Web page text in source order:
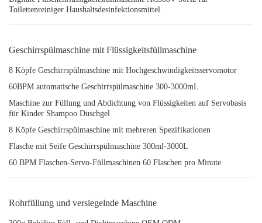
Toilettenreiniger Haushaltsdesinfektionsmittel
Geschirrspülmaschine mit Flüssigkeitsfüllmaschine
8 Köpfe Geschirrspülmaschine mit Hochgeschwindigkeitsservomotor
60BPM automatische Geschirrspülmaschine 300-3000mL
Maschine zur Füllung und Abdichtung von Flüssigkeiten auf Servobasis
für Kinder Shampoo Duschgel
8 Köpfe Geschirrspülmaschine mit mehreren Spezifikationen
Flasche mit Seife Geschirrspülmaschine 300ml-3000L
60 BPM Flaschen-Servo-Füllmaschinen 60 Flaschen pro Minute
Rohrfüllung und versiegelnde Maschine